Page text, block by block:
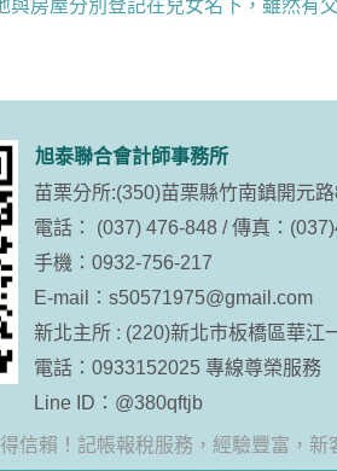
與房屋分別登記在兒女名下，雖然有
旭泰聯合會計師事務所
苗栗分所:(350)苗栗縣竹南鎮開元
電話： (037) 476-848 / 傳真：
手機：0932-756-217
E-mail： s50571975@gmail.com
新北主所 : (220)新北市板橋區華江
電話：0933152025 專線尊榮服務
Line ID： @380qftjb
！記帳報稅服務，經驗豐富，新